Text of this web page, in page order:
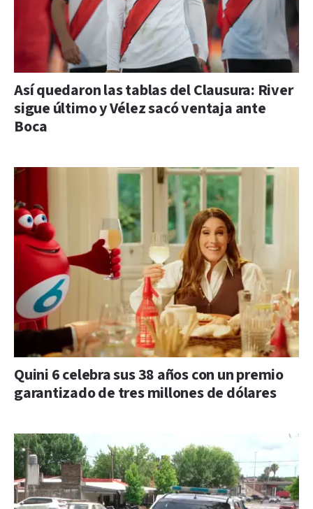
Así quedaron las tablas del Clausura: River
sigue último y Vélez sacó ventaja ante
Boca
Quini 6 celebra sus 38 años con un premio
garantizado de tres millones de dólares